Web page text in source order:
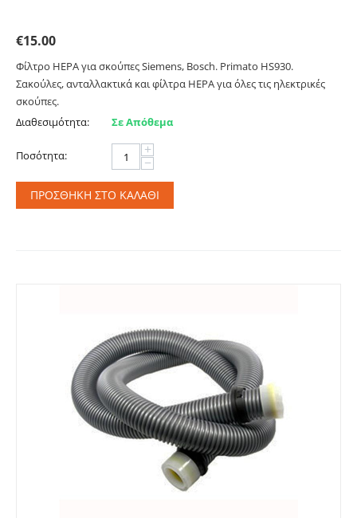
€15.00
Φίλτρο HEPA για σκούπες Siemens, Bosch. Primato HS930.
Σακούλες, ανταλλακτικά και φίλτρα HEPA για όλες τις ηλεκτρικές
σκούπες.
Διαθεσιμότητα:
Σε Απόθεμα
Ποσότητα: +
−
ΠΡΟΣΘΉΚΗ ΣΤΟ ΚΑΛΆΘΙ